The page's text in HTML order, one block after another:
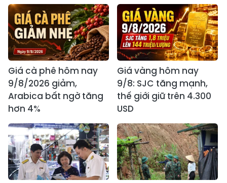
Giá cà phê hôm nay
9/8/2026 giảm,
Arabica bất ngờ tăng
hơn 4%
Giá vàng hôm nay
9/8: SJC tăng mạnh,
thế giới giữ trên 4.300
USD